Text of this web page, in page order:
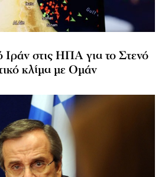
στις ΗΠΑ για το Στενό
κλίμα με Ομάν